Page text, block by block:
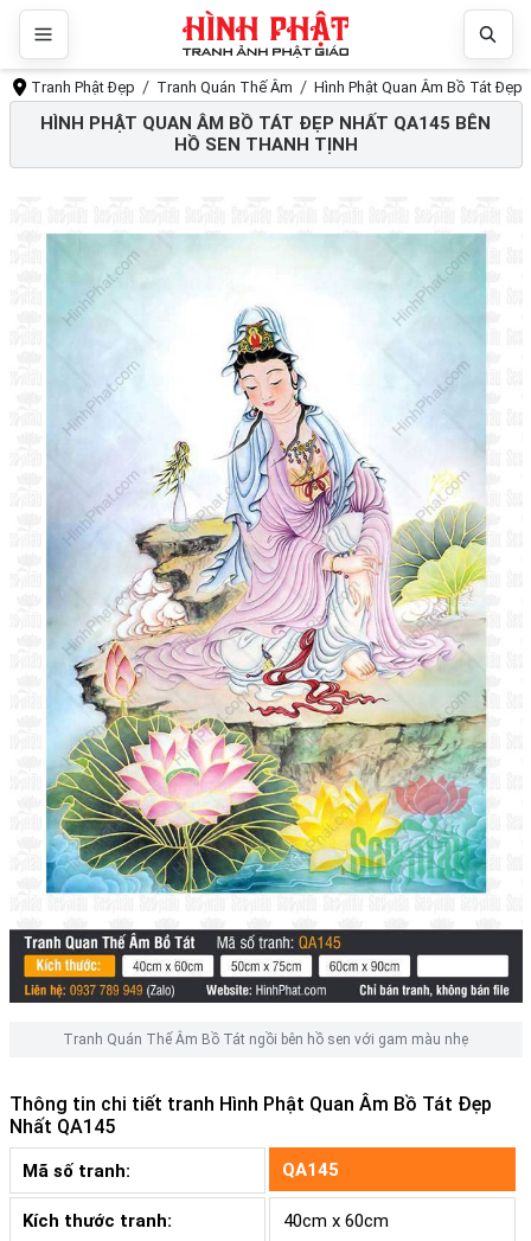
Tranh Phật Đẹp Tranh Quán Thế Âm Hình Phật Quan Âm Bồ Tát
HÌNH PHẬT QUAN ÂM BỒ TÁT ĐẸP NHẤT QA145 BÊN
HỒ SEN THANH TỊNH
Tranh Quán Thế Âm Bồ Tát ngồi bên hồ sen với gam màu nhẹ
Thông tin chi tiết tranh Hình Phật Quan Âm Bồ Tát Đẹp
Nhất QA145
Mã số tranh: QA145
Kích thước tranh: 40cm x 60cm